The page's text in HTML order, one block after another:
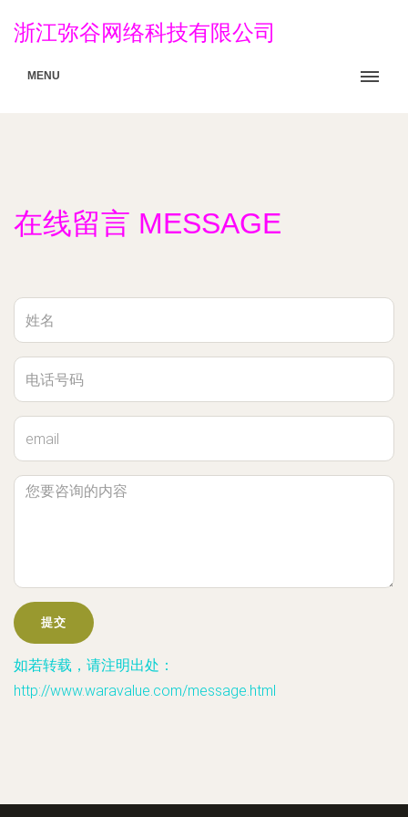
浙江弥谷网络科技有限公司
MENU
在线留言 MESSAGE
如若转载，请注明出处：
http://www.waravalue.com/message.html